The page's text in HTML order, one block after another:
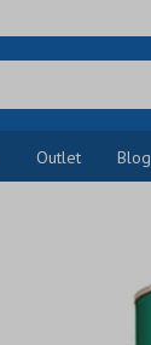
Outlet Blog